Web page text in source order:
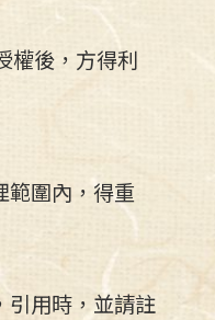
權後，方得利
範圍內，得重
引用時，並請註